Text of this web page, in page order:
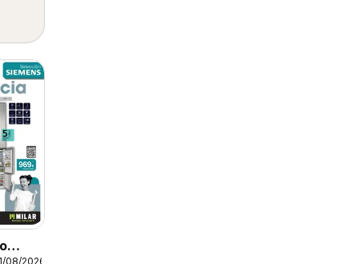
08/2026